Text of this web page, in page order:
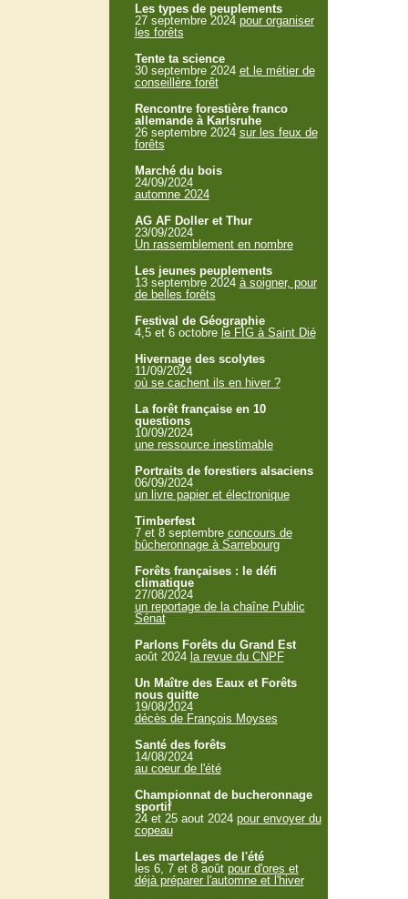
Les types de peuplements
27 septembre 2024 pour organiser
les forêts
Tente ta science
30 septembre 2024 et le métier de
conseillère forêt
Rencontre forestière franco
allemande à Karlsruhe
26 septembre 2024 sur les feux de
forêts
Marché du bois
24/09/2024
automne 2024
AG AF Doller et Thur
23/09/2024
Un rassemblement en nombre
Les jeunes peuplements
13 septembre 2024 à soigner, pour
de belles forêts
Festival de Géographie
4,5 et 6 octobre le FIG à Saint Dié
Hivernage des scolytes
11/09/2024
où se cachent ils en hiver ?
La forêt française en 10
questions
10/09/2024
une ressource inestimable
Portraits de forestiers alsaciens
06/09/2024
un livre papier et électronique
Timberfest
7 et 8 septembre concours de
bûcheronnage à Sarrebourg
Forêts françaises : le défi
climatique
27/08/2024
un reportage de la chaîne Public
Sénat
Parlons Forêts du Grand Est
août 2024 la revue du CNPF
Un Maître des Eaux et Forêts
nous quitte
19/08/2024
décès de François Moyses
Santé des forêts
14/08/2024
au coeur de l'été
Championnat de bucheronnage
sportif
24 et 25 aout 2024 pour envoyer du
copeau
Les martelages de l'été
les 6, 7 et 8 août pour d'ores et
déjà préparer l'automne et l'hiver